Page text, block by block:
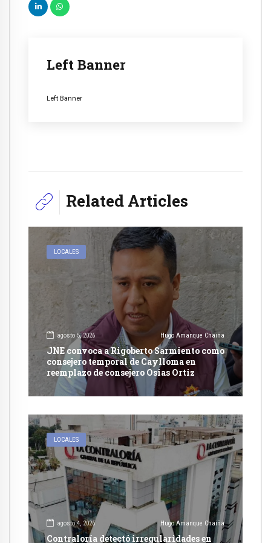
Left Banner
Left Banner
Related Articles
LOCALES
agosto 5, 2026 Hugo Amanque Chaiña
JNE convoca a Rigoberto Sarmiento como
consejero temporal de Caylloma en
reemplazo de consejero Osias Ortiz
LOCALES
agosto 4, 2026 Hugo Amanque Chaiña
Contraloría detectó irregularidades en